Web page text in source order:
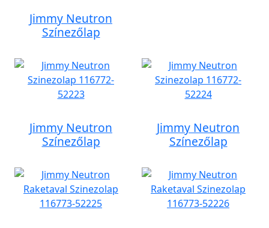
Jimmy Neutron
Színezőlap
Jimmy Neutron
Színezőlap
Jimmy Neutron
Színezőlap